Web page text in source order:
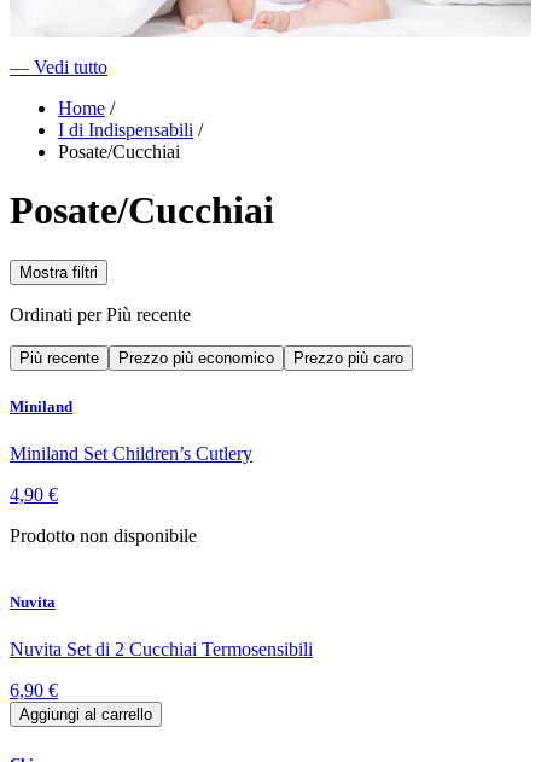
― Vedi tutto
Home /
I di Indispensabili /
Posate/Cucchiai
Posate/Cucchiai
Mostra filtri
Ordinati perPiù recente
Più recente Prezzo più economico Prezzo più caro
Miniland
Miniland Set Children’s Cutlery
4,90 €
Prodotto non disponibile
Nuvita
Nuvita Set di 2 Cucchiai Termosensibili
6,90 €
Aggiungi al carrello